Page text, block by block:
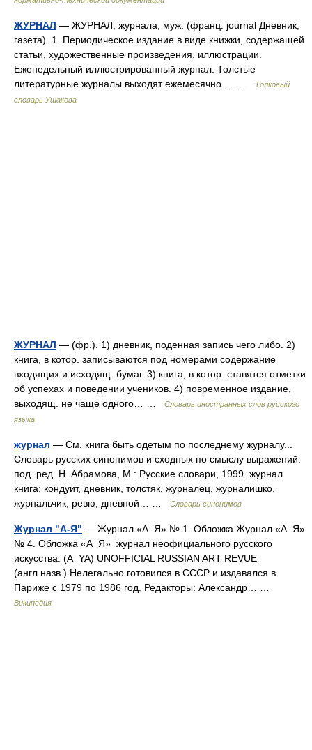
ЖУРНАЛ — ЖУРНАЛ, журнала, муж. (франц. journal Дневник,
газета). 1. Периодическое издание в виде книжки, содержащей
статьи, художественные произведения, иллюстрации.
Еженедельный иллюстрированный журнал. Толстые
литературные журналы выходят ежемесячно.… …
Толковый
словарь Ушакова
ЖУРНАЛ — (фр.). 1) дневник, поденная запись чего либо. 2)
книга, в котор. записываются под номерами содержание
входящих и исходящ. бумаг. 3) книга, в котор. ставятся отметки
об успехах и поведении учеников. 4) повременное издание,
выходящ. не чаще одного… …
Словарь иностранных слов русского
языка
журнал — См. книга быть одетым по последнему журналу...
Словарь русских синонимов и сходных по смыслу выражений.
под. ред. Н. Абрамова, М.: Русские словари, 1999. журнал
книга; кондуит, дневник, толстяк, журналец, журналишко,
журнальчик, ревю, дневной… …
Словарь синонимов
Журнал "А-Я" — Журнал «А Я» № 1. Обложка Журнал «А Я»
№ 4. Обложка «А Я» журнал неофициального русского
искусства. (A YA) UNOFFICIAL RUSSIAN ART REVUE
(англ.назв.) Нелегально готовился в СССР и издавался в
Париже с 1979 по 1986 год. Редакторы: Александр… …
Википедия